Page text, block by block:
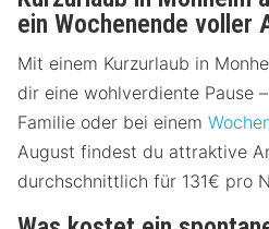
ein Wochenende voller
Mit einem Kurzurlaub in
dir eine wohlverdiente Pause
Familie oder bei einem
August findest du attraktive
durchschnittlich für 131€ pro